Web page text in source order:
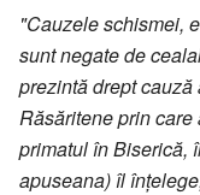
"Cauzele schismei,
sunt negate de
prezintă drept
Răsăritene prin
primatul în Biserică,
apuseana) îl